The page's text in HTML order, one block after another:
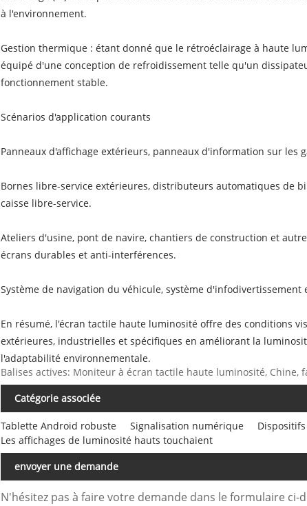
à l'environnement.
Gestion thermique : étant donné que le rétroéclairage à haute
équipé d'une conception de refroidissement telle qu'un
fonctionnement stable.
Scénarios d'application courants
Panneaux d'affichage extérieurs, panneaux d'information sur
Bornes libre-service extérieures, distributeurs automatiques de
caisse libre-service.
Ateliers d'usine, pont de navire, chantiers de construction et
écrans durables et anti-interférences.
Système de navigation du véhicule, système
En résumé, l'écran tactile haute luminosité offre des conditions
extérieures, industrielles et spécifiques en améliorant la
l'adaptabilité environnementale.
Balises actives: Moniteur à écran tactile haute luminosité, Chine,
Catégorie associée
Tablette Android robuste Signalisation numérique
Les affichages de luminosité hauts touchaient
envoyer une demande
N'hésitez pas à faire votre demande dans le formulaire